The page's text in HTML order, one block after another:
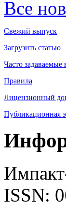
Все
Свежий выпуск
Загрузить статью
Часто задаваемые
Правила
Лицензионный
Публикационная
ISSN: